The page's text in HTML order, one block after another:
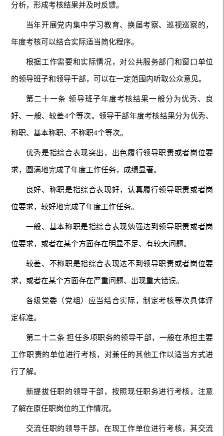
分析，形成考核结果并及时反馈。
当年开展党内集中学习教育、换届考察、巡视巡察的，
年度考核可以结合实际适当简化程序。
根据工作需要和实际情况，对公共服务部门和窗口单位
的领导班子和领导干部，可以在一定范围内听取公众意见。
第二十一条 领导班子年度考核结果一般分为优秀、良
好、一般、较差4个等次。领导干部年度考核结果分为优秀、
称职、基本称职、不称职4个等次。
优秀是指综合表现突出，出色履行领导职责或者岗位要
求，圆满地完成了年度工作任务，成绩显著。
良好、称职是指综合表现好，认真履行领导职责或者岗
位要求，较好地完成了年度工作任务。
一般、基本称职是指综合表现勉强达到领导职责或者岗
位要求，或者在某个方面存在明显不足、有较大问题。
较差、不称职是指综合表现达不到领导职责或者岗位要
求，或者在某个方面存在严重问题、出现重大错误。
各级党委（党组）应当结合实际，制定考核等次具体评
定标准。
第二十二条 担任多项职务的领导干部，一般在承担主要
工作职责的单位进行考核，对兼任的其他工作以适当方式进
行了解。
新提拔任职的领导干部，按照现任职务进行考核，注意
了解在原任职岗位的工作情况。
交流任职的领导干部，在现工作单位进行考核，其交流